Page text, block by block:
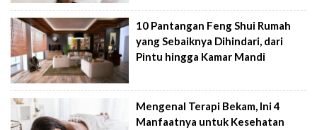
10 Pantangan Feng Shui Rumah
yang Sebaiknya Dihindari, dari
Pintu hingga Kamar Mandi
Mengenal Terapi Bekam, Ini 4
Manfaatnya untuk Kesehatan